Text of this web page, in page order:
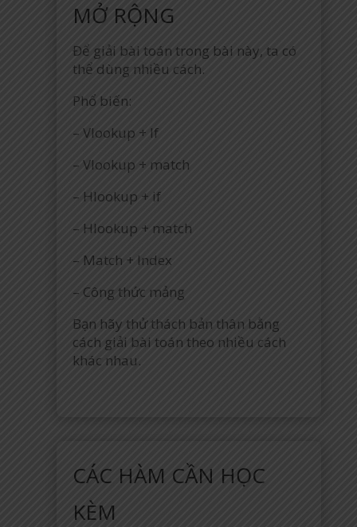
MỞ RỘNG
Để giải bài toán trong bài này, ta có
thể dùng nhiều cách.
Phổ biến:
– Vlookup + If
– Vlookup + match
– Hlookup + if
– Hlookup + match
– Match + Index
– Công thức mảng
Bạn hãy thử thách bản thân bằng
cách giải bài toán theo nhiều cách
khác nhau.
CÁC HÀM CẦN HỌC
KÈM